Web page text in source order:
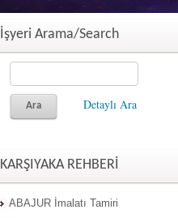
İşyeri Arama/Search
Detaylı Ara
KARŞIYAKA REHBERİ
ABAJUR İmalatı Tamiri